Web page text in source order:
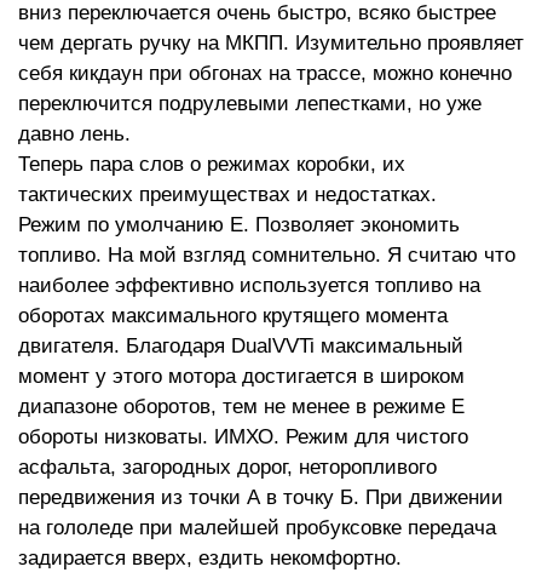
вниз переключается очень быстро, всяко быстрее
чем дергать ручку на МКПП. Изумительно проявляет
себя кикдаун при обгонах на трассе, можно конечно
переключится подрулевыми лепестками, но уже
давно лень.
Теперь пара слов о режимах коробки, их
тактических преимуществах и недостатках.
Режим по умолчанию Е. Позволяет экономить
топливо. На мой взгляд сомнительно. Я считаю что
наиболее эффективно используется топливо на
оборотах максимального крутящего момента
двигателя. Благодаря DualVVTi максимальный
момент у этого мотора достигается в широком
диапазоне оборотов, тем не менее в режиме Е
обороты низковаты. ИМХО. Режим для чистого
асфальта, загородных дорог, неторопливого
передвижения из точки А в точку Б. При движении
на гололеде при малейшей пробуксовке передача
задирается вверх, ездить некомфортно.